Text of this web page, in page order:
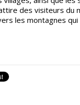
des visiteurs du
les montagnes